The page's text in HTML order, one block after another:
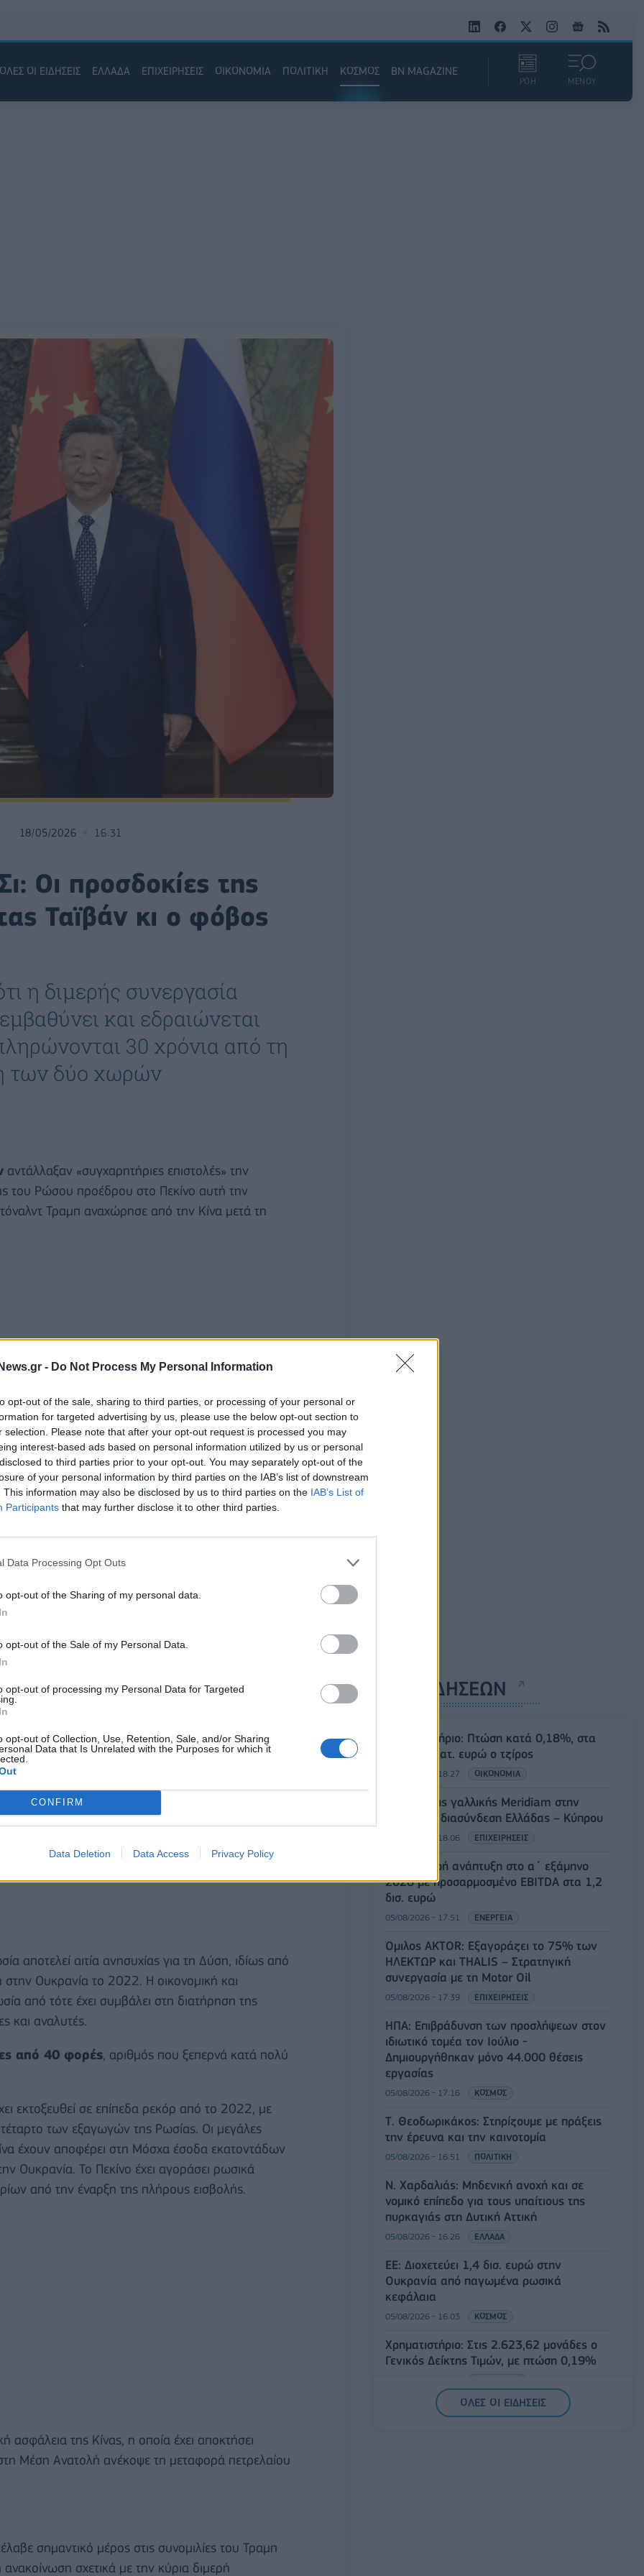
- Do Not Process My Personal Information
opt-out of the sale, sharing to third parties, or processing of your personal or
for targeted advertising by us, please use the below opt-out section to
selection. Please note that after your opt-out request is processed you may
interest-based ads based on personal information utilized by us or personal
to third parties prior to your opt-out. You may separately opt-out of the
of your personal information by third parties on the IAB’s list of downstream
This information may also be disclosed by us to third parties on the IAB’s List of
Participants that may further disclose it to other third parties.
Data Processing Opt Outs
opt-out of the Sharing of my personal data.
opt-out of the Sale of my Personal Data.
opt-out of processing my Personal Data for Targeted
opt-out of Collection, Use, Retention, Sale, and/or Sharing
Data that Is Unrelated with the Purposes for which it
CONFIRM
Data Deletion Data Access Privacy Policy
ΟΛΕΣ ΟΙ ΕΙΔΗΣΕΙΣ ΕΛΛΑΔΑ ΕΠΙΧΕΙΡΗΣΕΙΣ ΟΙΚΟΝΟΜΙΑ ΠΟΛΙΤΙΚΗ ΚΟΣΜΟΣ BN MAGAZINE
ΡΟΗ ΜΕΝΟΥ
18/05/2026 16:31
Οι προσδοκίες της
Ταϊβάν κι ο φόβος
η διμερής συνεργασία
και εδραιώνεται
30 χρόνια από τη
των δύο χωρών
αντάλλαξαν «συγχαρητήριες επιστολές» την
του Ρώσου προέδρου στο Πεκίνο αυτή την
Τραμπ αναχώρησε από την Κίνα μετά τη
μεταξύ Ρωσίας και Κίνας «εμβαθύνει και
30 χρόνια από τη στρατηγική εταιρική σχέση
της Κίνας.
για την Τρίτη και την Τετάρτη. Σε άρθρο
Global Times, αναφερόταν ότι οι
έδειχναν ότι το Πεκίνο «αναδύεται με ταχείς
χρονικό διάστημα, έχουν προκαλέσει ευρεία
εξαιρετικά σπάνιο στη μεταψυχροπολεμική εποχή
της Ρωσίας διαδοχικά μέσα σε μια εβδομάδα»,
αποτελεί αιτία ανησυχίας για τη Δύση, ιδίως από
Ουκρανία το 2022. Η οικονομική και
από τότε έχει συμβάλει στη διατήρηση της
και αναλυτές.
από 40 φορές , αριθμός που ξεπερνά κατά πολύ
εκτοξευθεί σε επίπεδα ρεκόρ από το 2022, με
των εξαγωγών της Ρωσίας. Οι μεγάλες
έχουν αποφέρει στη Μόσχα έσοδα εκατοντάδων
Ουκρανία. Το Πεκίνο έχει αγοράσει ρωσικά
από την έναρξη της πλήρους εισβολής.
ασφάλεια της Κίνας, η οποία έχει αποκτήσει
Μέση Ανατολή ανέκοψε τη μεταφορά πετρελαίου
σημαντικό μέρος στις συνομιλίες του Τραμπ
σχετικά με την κύρια διμερή
ΡΟΗ ΕΙΔΗΣΕΩΝ
Χρηματιστήριο: Πτώση κατά 0,18%, στα
315,71 εκατ. ευρώ ο τζίρος
05/08/2026 - 18:27 ΟΙΚΟΝΟΜΙΑ
Είσοδος της γαλλικής Meridiam στην
ηλεκτρική διασύνδεση Ελλάδας – Κύπρου
05/08/2026 - 18:06 ΕΠΙΧΕΙΡΗΣΕΙΣ
ΔΕΗ: Ισχυρή ανάπτυξη στο α΄ εξάμηνο
2026 με προσαρμοσμένο EBITDA στα 1,2
δισ. ευρώ
05/08/2026 - 17:51 ΕΝΕΡΓΕΙΑ
Όμιλος AKTOR: Εξαγοράζει το 75% των
ΗΛΕΚΤΩΡ και THALIS – Στρατηγική
συνεργασία με τη Motor Oil
05/08/2026 - 17:39 ΕΠΙΧΕΙΡΗΣΕΙΣ
ΗΠΑ: Επιβράδυνση των προσλήψεων στον
ιδιωτικό τομέα τον Ιούλιο -
Δημιουργήθηκαν μόνο 44.000 θέσεις
εργασίας
05/08/2026 - 17:16 ΚΟΣΜΟΣ
Τ. Θεοδωρικάκος: Στηρίζουμε με πράξεις
την έρευνα και την καινοτομία
05/08/2026 - 16:51 ΠΟΛΙΤΙΚΗ
Ν. Χαρδαλιάς: Μηδενική ανοχή και σε
νομικό επίπεδο για τους υπαίτιους της
πυρκαγιάς στη Δυτική Αττική
05/08/2026 - 16:26 ΕΛΛΑΔΑ
ΕΕ: Διοχετεύει 1,4 δισ. ευρώ στην
Ουκρανία από παγωμένα ρωσικά
κεφάλαια
05/08/2026 - 16:03 ΚΟΣΜΟΣ
Χρηματιστήριο: Στις 2.623,62 μονάδες ο
Γενικός Δείκτης Τιμών, με πτώση 0,19%
Συνάλλαγμα: Το ευρώ ενισχύεται κατά
ΟΛΕΣ ΟΙ ΕΙΔΗΣΕΙΣ